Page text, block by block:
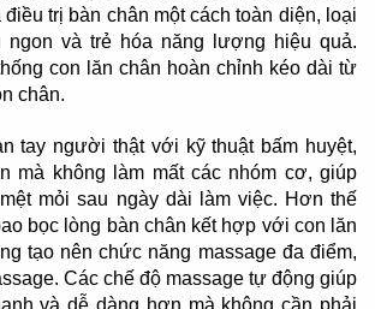
trị bàn chân một cách toàn diện, loại
ngon và trẻ hóa năng lượng hiệu quả.
con lăn chân hoàn chỉnh kéo dài từ
chân.
tay người thật với kỹ thuật bấm huyệt,
mà không làm mất các nhóm cơ, giúp
mỏi sau ngày dài làm việc. Hơn thế
bọc lòng bàn chân kết hợp với con lăn
tạo nên chức năng massage đa điểm,
Các chế độ massage tự động giúp
và dễ dàng hơn mà không cần phải